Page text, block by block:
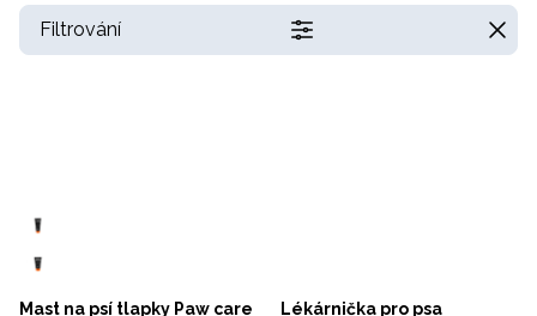
Filtrování
Mast na psí tlapky Paw care Lékárnička pro psa